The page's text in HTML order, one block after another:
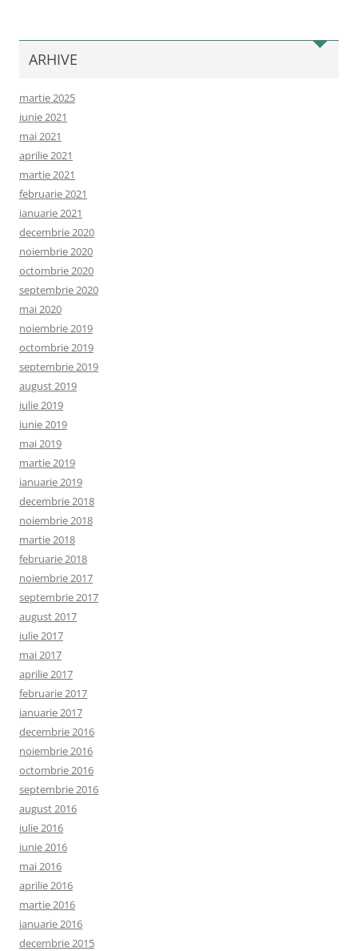
ARHIVE
martie 2025
iunie 2021
mai 2021
aprilie 2021
martie 2021
februarie 2021
ianuarie 2021
decembrie 2020
noiembrie 2020
octombrie 2020
septembrie 2020
mai 2020
noiembrie 2019
octombrie 2019
septembrie 2019
august 2019
iulie 2019
iunie 2019
mai 2019
martie 2019
ianuarie 2019
decembrie 2018
noiembrie 2018
martie 2018
februarie 2018
noiembrie 2017
septembrie 2017
august 2017
iulie 2017
mai 2017
aprilie 2017
februarie 2017
ianuarie 2017
decembrie 2016
noiembrie 2016
octombrie 2016
septembrie 2016
august 2016
iulie 2016
iunie 2016
mai 2016
aprilie 2016
martie 2016
ianuarie 2016
decembrie 2015